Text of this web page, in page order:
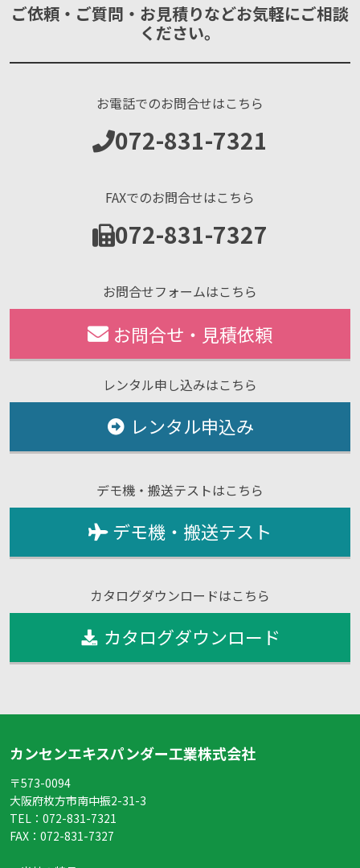
ご依頼・ご質問・お見積りなどお気軽にご相談
ください。
お電話でのお問合せはこちら
072-831-7321
FAXでのお問合せはこちら
072-831-7327
お問合せフォームはこちら
お問合せ・見積依頼
レンタル申し込みはこちら
レンタル申込み
デモ機・搬送テストはこちら
デモ機・搬送テスト
カタログダウンロードはこちら
カタログダウンロード
カンセンエキスパンダー工業株式会社
〒573-0094
大阪府枚方市南中振2-31-3
TEL： 072-831-7321
FAX： 072-831-7327